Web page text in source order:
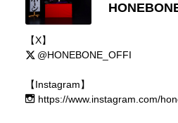
【X】
@HONEBONE_OFFI
【Instagram】
https://www.instagram.com/